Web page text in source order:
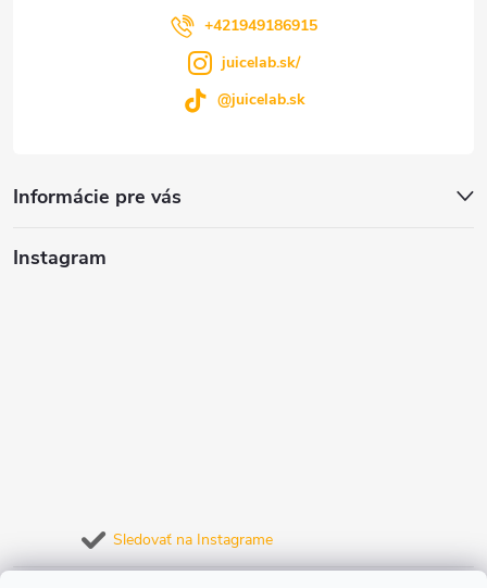
Informácie pre vás
+421949186915
juicelab.sk/
@juicelab.sk
Instagram
Sledovať na Instagrame